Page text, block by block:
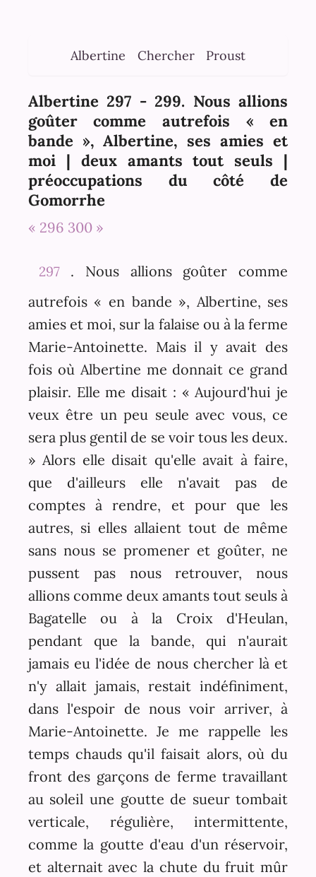
Albertine Chercher Proust
Albertine 297 - 299. Nous allions
goûter comme autrefois « en
bande », Albertine, ses amies et
moi | deux amants tout seuls |
préoccupations du côté de
Gomorrhe
« 296 300 »
297
. Nous allions goûter comme
autrefois « en bande », Albertine, ses
amies et moi, sur la falaise ou à la ferme
Marie-Antoinette. Mais il y avait des
fois où Albertine me donnait ce grand
plaisir. Elle me disait : « Aujourd'hui je
veux être un peu seule avec vous, ce
sera plus gentil de se voir tous les deux.
» Alors elle disait qu'elle avait à faire,
que d'ailleurs elle n'avait pas de
comptes à rendre, et pour que les
autres, si elles allaient tout de même
sans nous se promener et goûter, ne
pussent pas nous retrouver, nous
allions comme deux amants tout seuls à
Bagatelle ou à la Croix d'Heulan,
pendant que la bande, qui n'aurait
jamais eu l'idée de nous chercher là et
n'y allait jamais, restait indéfiniment,
dans l'espoir de nous voir arriver, à
Marie-Antoinette. Je me rappelle les
temps chauds qu'il faisait alors, où du
front des garçons de ferme travaillant
au soleil une goutte de sueur tombait
verticale, régulière, intermittente,
comme la goutte d'eau d'un réservoir,
et alternait avec la chute du fruit mûr